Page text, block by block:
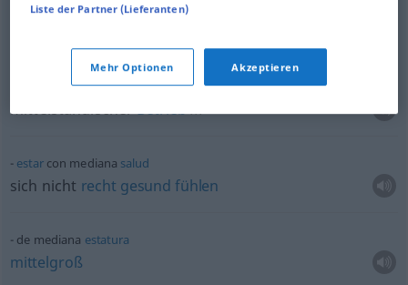
decategoríamediana
empresa
mittelständischerBetriebm
estarcon mediana salud
sich nicht recht gesund fühlen
de mediana estatura
mittelgroß
Liste der Partner (Lieferanten)
Mehr Optionen Akzeptieren